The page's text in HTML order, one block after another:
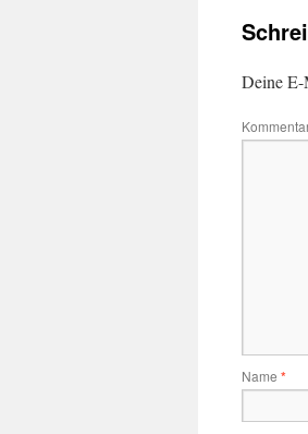
Deine
Name *